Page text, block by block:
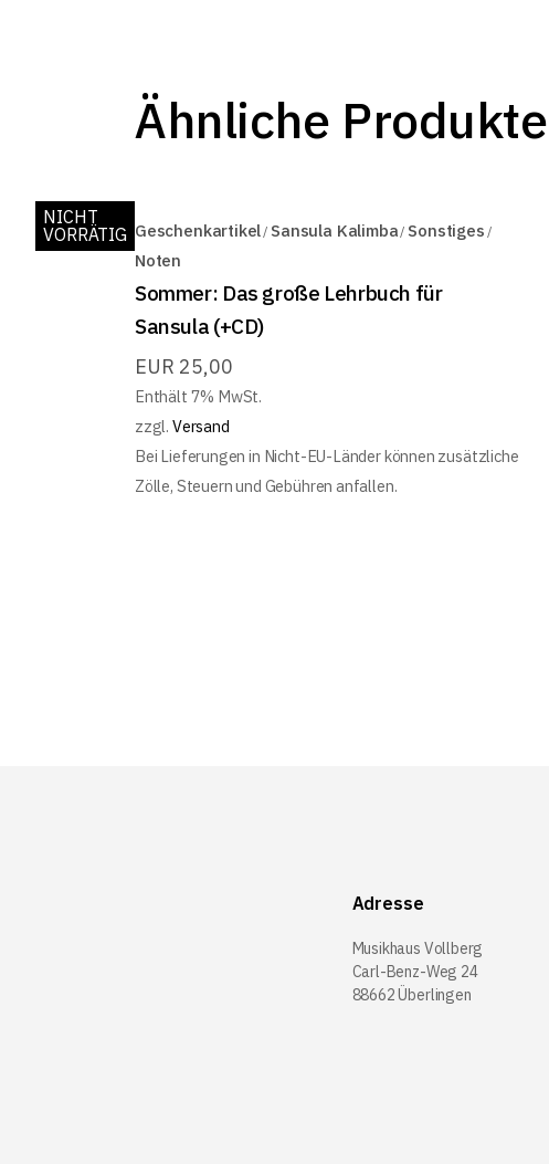
Ähnliche Produkte
NICHT
VORRÄTIG Geschenkartikel Sansula Kalimba Sonstiges
Noten
Sommer: Das große Lehrbuch für
Sansula (+CD)
EUR 25,00
Enthält 7% MwSt.
zzgl. Versand
Bei Lieferungen in Nicht-EU-Länder können zusätzliche
Zölle, Steuern und Gebühren anfallen.
Adresse
Musikhaus Vollberg
Carl-Benz-Weg 24
88662 Überlingen